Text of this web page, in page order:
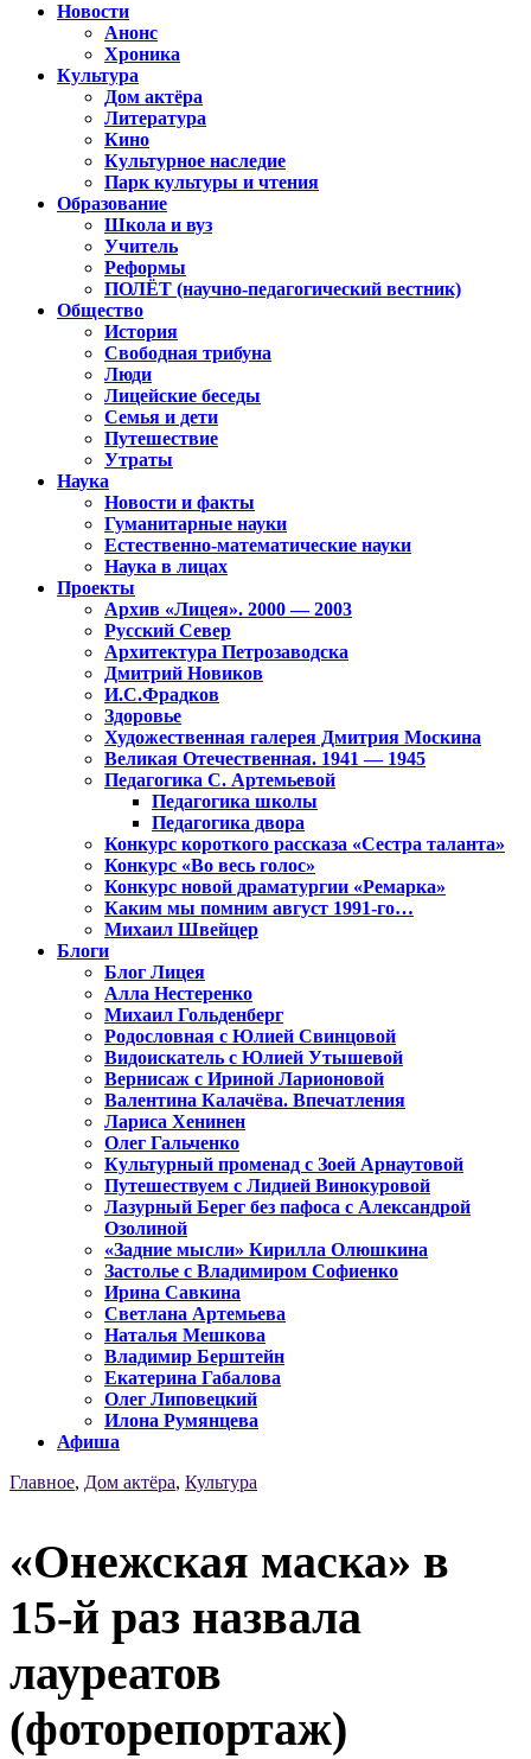
Новости
Анонс
Хроника
Культура
Дом актёра
Литература
Кино
Культурное наследие
Парк культуры и чтения
Образование
Школа и вуз
Учитель
Реформы
ПОЛЁТ (научно-педагогический вестник)
Общество
История
Свободная трибуна
Люди
Лицейские беседы
Семья и дети
Путешествие
Утраты
Наука
Новости и факты
Гуманитарные науки
Естественно-математические науки
Наука в лицах
Проекты
Архив «Лицея». 2000 — 2003
Русский Север
Архитектура Петрозаводска
Дмитрий Новиков
И.С.Фрадков
Здоровье
Художественная галерея Дмитрия Москина
Великая Отечественная. 1941 — 1945
Педагогика С. Артемьевой
Педагогика школы
Педагогика двора
Конкурс короткого рассказа «Сестра таланта»
Конкурс «Во весь голос»
Конкурс новой драматургии «Ремарка»
Каким мы помним август 1991-го…
Михаил Швейцер
Блоги
Блог Лицея
Алла Нестеренко
Михаил Гольденберг
Родословная с Юлией Свинцовой
Видоискатель с Юлией Утышевой
Вернисаж с Ириной Ларионовой
Валентина Калачёва. Впечатления
Лариса Хенинен
Олег Гальченко
Культурный променад с Зоей Арнаутовой
Путешествуем с Лидией Винокуровой
Лазурный Берег без пафоса с Александрой
Озолиной
«Задние мысли» Кирилла Олюшкина
Застолье с Владимиром Софиенко
Ирина Савкина
Светлана Артемьева
Наталья Мешкова
Владимир Берштейн
Екатерина Габалова
Олег Липовецкий
Илона Румянцева
Афиша
Главное, Дом актёра, Культура
«Онежская маска» в
15-й раз назвала
лауреатов
(фоторепортаж)